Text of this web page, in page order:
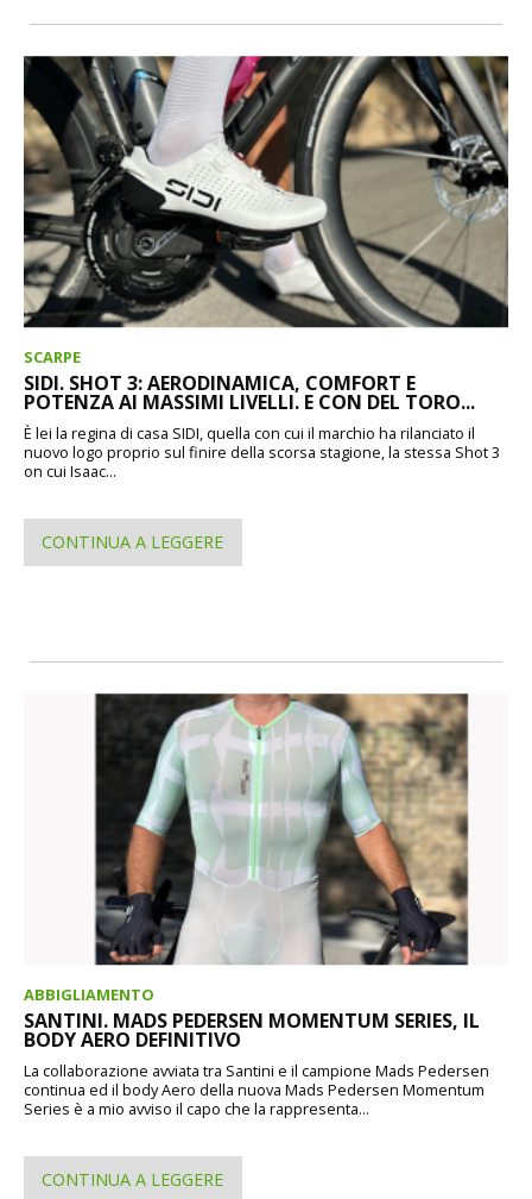
SCARPE
SIDI. SHOT 3: AERODINAMICA, COMFORT E
POTENZA AI MASSIMI LIVELLI. E CON DEL TORO...
È lei la regina di casa SIDI, quella con cui il marchio ha rilanciato il
nuovo logo proprio sul finire della scorsa stagione, la stessa Shot 3
on cui Isaac...
CONTINUA A LEGGERE
ABBIGLIAMENTO
SANTINI. MADS PEDERSEN MOMENTUM SERIES, IL
BODY AERO DEFINITIVO
La collaborazione avviata tra Santini e il campione Mads Pedersen
continua ed il body Aero della nuova Mads Pedersen Momentum
Series è a mio avviso il capo che la rappresenta...
CONTINUA A LEGGERE